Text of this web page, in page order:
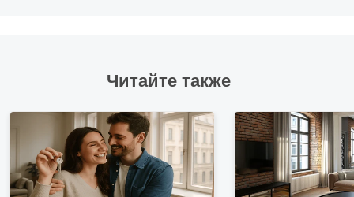
Читайте также